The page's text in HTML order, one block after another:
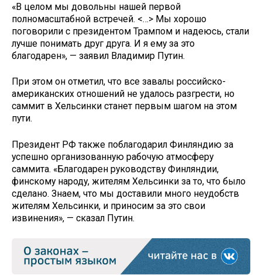
«В целом мы довольны нашей первой
полномасштабной встречей. <…> Мы хорошо
поговорили с президентом Трампом и надеюсь, стали
лучше понимать друг друга. И я ему за это
благодарен», — заявил Владимир Путин.
При этом он отметил, что все завалы российско-
американских отношений не удалось разгрести, но
саммит в Хельсинки станет первым шагом на этом
пути.
Президент РФ также поблагодарил Финляндию за
успешно организованную рабочую атмосферу
саммита. «Благодарен руководству Финляндии,
финскому народу, жителям Хельсинки за то, что было
сделано. Знаем, что мы доставили много неудобств
жителям Хельсинки, и приносим за это свои
извинения», — сказал Путин.